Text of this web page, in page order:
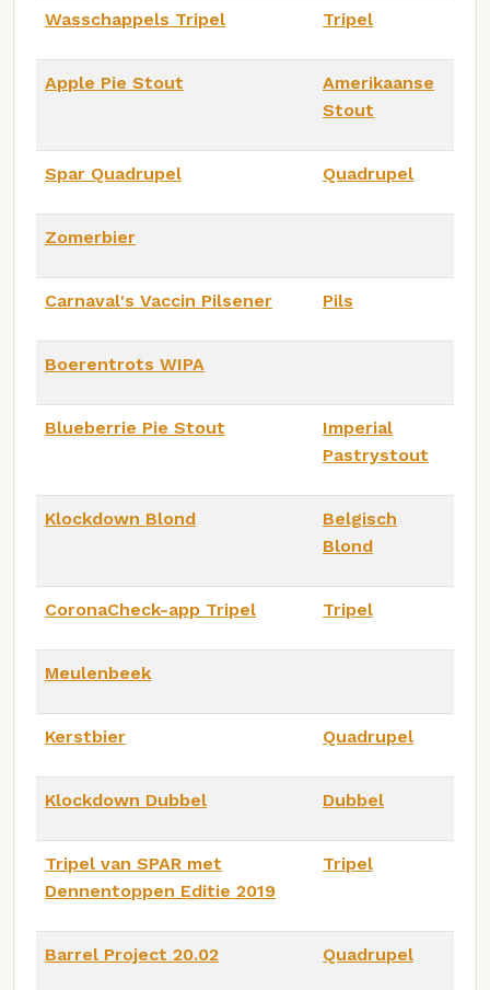
Wasschappels Tripel Tripel
Apple Pie Stout
Amerikaanse
Stout
Spar Quadrupel Quadrupel
Zomerbier
Carnaval's Vaccin Pilsener Pils
Boerentrots WIPA
Blueberrie Pie Stout
Imperial
Pastrystout
Klockdown Blond
Belgisch
Blond
CoronaCheck-app Tripel Tripel
Meulenbeek
Kerstbier Quadrupel
Klockdown Dubbel Dubbel
Tripel van SPAR met
Dennentoppen Editie 2019
Tripel
Barrel Project 20.02 Quadrupel